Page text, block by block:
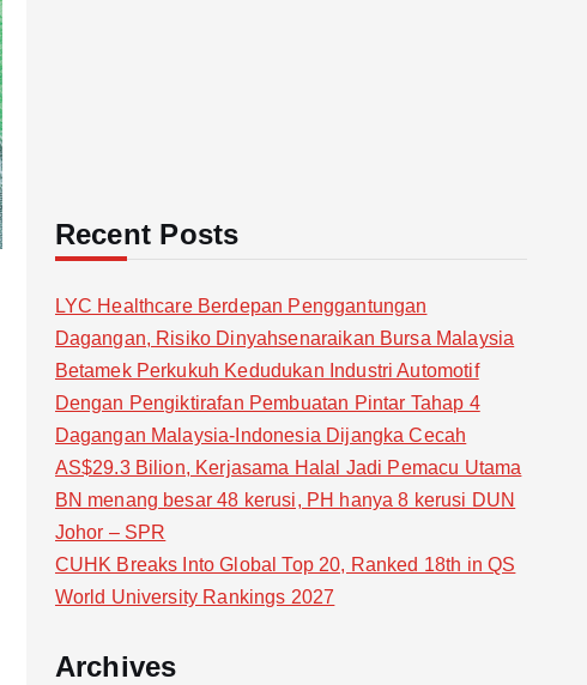
Recent Posts
LYC Healthcare Berdepan Penggantungan
Dagangan, Risiko Dinyahsenaraikan Bursa Malaysia
Betamek Perkukuh Kedudukan Industri Automotif
Dengan Pengiktirafan Pembuatan Pintar Tahap 4
Dagangan Malaysia-Indonesia Dijangka Cecah
AS$29.3 Bilion, Kerjasama Halal Jadi Pemacu Utama
BN menang besar 48 kerusi, PH hanya 8 kerusi DUN
Johor – SPR
CUHK Breaks Into Global Top 20, Ranked 18th in QS
World University Rankings 2027
Archives